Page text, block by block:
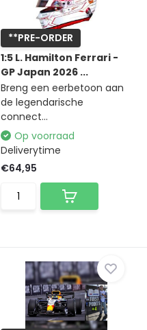
**PRE-ORDER
1:5 L. Hamilton Ferrari -
GP Japan 2026 ...
Breng een eerbetoon aan
de legendarische
connect...
Op voorraad
Deliverytime
€64,95